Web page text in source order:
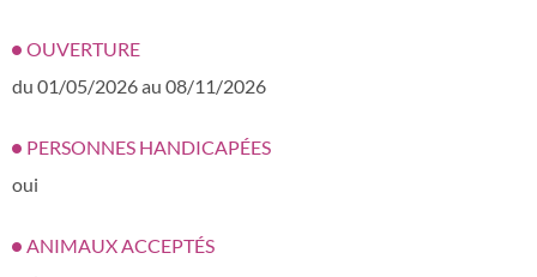
OUVERTURE
du 01/05/2026 au 08/11/2026
PERSONNES HANDICAPÉES
oui
ANIMAUX ACCEPTÉS